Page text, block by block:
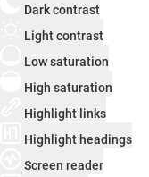
Dark contrast
Light contrast
Low saturation
High saturation
Highlight links
Highlight headings
Screen reader